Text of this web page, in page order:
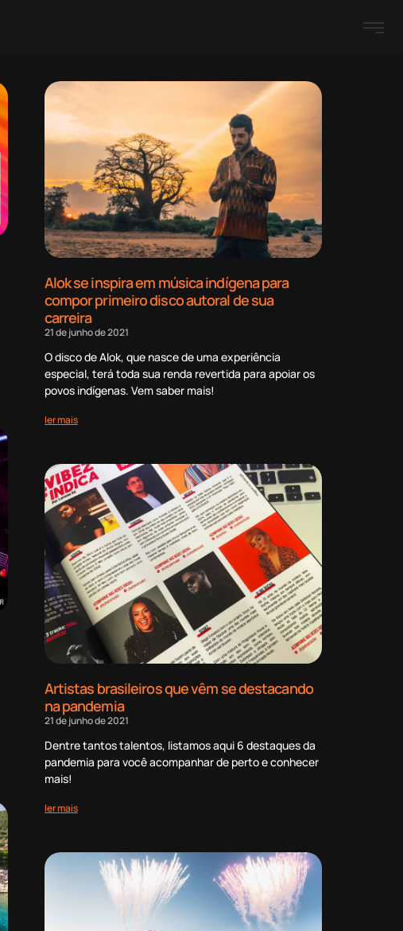
Alok se inspira em música indígena para
compor primeiro disco autoral de sua
carreira
21 de junho de 2021
O disco de Alok, que nasce de uma experiência
especial, terá toda sua renda revertida para apoiar os
povos indígenas. Vem saber mais!
ler mais
Artistas brasileiros que vêm se destacando
na pandemia
21 de junho de 2021
Dentre tantos talentos, listamos aqui 6 destaques da
pandemia para você acompanhar de perto e conhecer
mais!
ler mais